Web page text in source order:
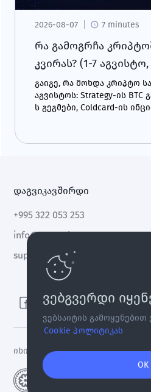
2026-08-07 7 minutes
რა გამოგრჩა
კვირას? (1-7 აგვისტო,
გაიგე, რა მოხდა კრიპტო
აგვისტოს: Strategy-ის BTC
ს გეგმები, Coldcard-ის
დაგვიკავშირდი
+995 322 053 253
info@cryptal.com
support@cryptal.com
იხილეთ ლიცენზია 0002-9404
ვებგვერდი
ვებსაიტის გამოყენებით
Cookie პოლიტიკას
OK